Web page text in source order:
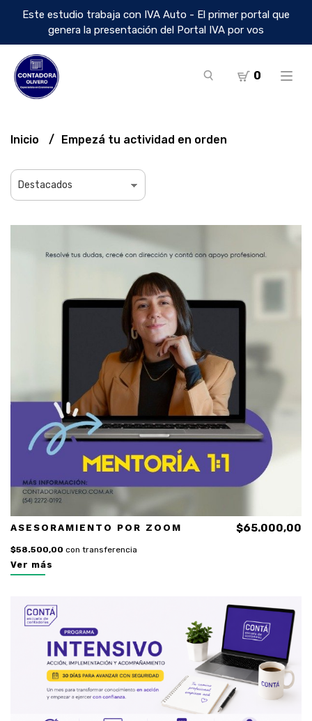
Este estudio trabaja con IVA Auto - El primer portal que
genera la presentación del Portal IVA por vos
0
Inicio Empezá tu actividad en orden
ASESORAMIENTO POR ZOOM
$58.500,00 con transferencia
$65.000,00
Ver más